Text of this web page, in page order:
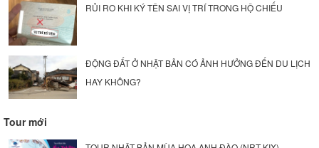
RỦI RO KHI KÝ TÊN SAI VỊ TRÍ TRONG HỘ CHIẾU
ĐỘNG ĐẤT Ở NHẬT BẢN CÓ ẢNH HƯỞNG ĐẾN DU LỊCH
HAY KHÔNG?
Tour mới